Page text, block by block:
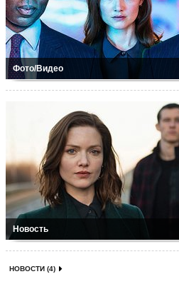
Фото/Видео
Новость
НОВОСТИ (4)